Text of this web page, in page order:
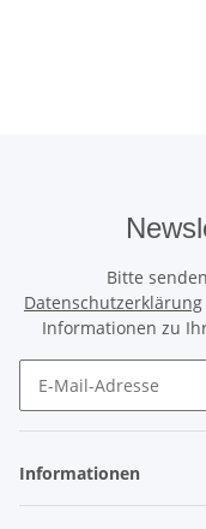
Bitte
Datenschutzerklärung
Informationen zu
Informationen